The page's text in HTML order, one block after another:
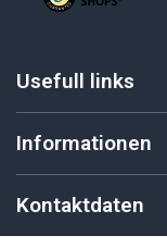
Usefull links
Informationen
Kontaktdaten